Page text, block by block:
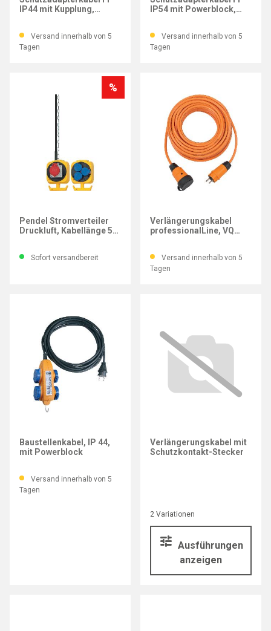
IP44 mit Kupplung,
Versand innerhalb von 5
Tagen
IP54 mit Powerblock,
Versand innerhalb von 5
Tagen
%
Pendel Stromverteiler
Druckluft, Kabellänge 5
Sofort versandbereit
Verlängerungskabel
professionalLine, VQ
Versand innerhalb von 5
Tagen
Baustellenkabel, IP 44,
mit Powerblock
Versand innerhalb von 5
Tagen
2 Variationen
Ausführungen
anzeigen
Verlängerungskabel mit
Schutzkontakt-Stecker